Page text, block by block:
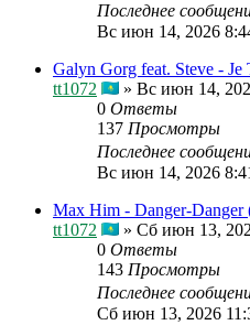
Последнее
Вс июн 14, 2026
Galyn Gorg feat. Steve -
tt1072
» Вс июн 14,
0 Ответы
137 Просмотры
Последнее
Вс июн 14, 2026
Max Him - Danger-Danger
tt1072
» Сб июн 13,
0 Ответы
143 Просмотры
Последнее
Сб июн 13, 2026